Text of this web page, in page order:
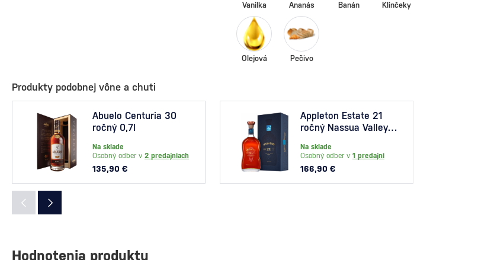
Vanilka Ananás Banán Klinčeky
Olejová Pečivo
Produkty podobnej vône a chuti
Abuelo Centuria 30
ročný 0,7l
Na sklade
Osobný odber v 2 predajniach
135,90 €
Appleton Estate 21
ročný Nassua Valley
Na sklade
Osobný odber v 1 predajni
166,90 €
Hodnotenia produktu